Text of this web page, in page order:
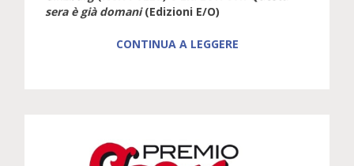
sera è già domani(Edizioni E/O)
CONTINUA A LEGGERE